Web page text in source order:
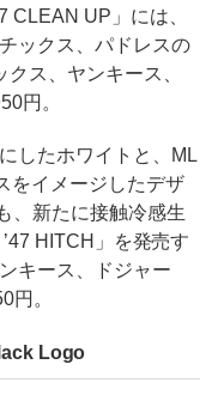
CLEAN UP」には、
ックス、パドレスの
ス、ヤンキース、
円。
したホワイトと、ML
をイメージしたデザ
、新たに接触冷感生
HITCH」を発売す
キース、ドジャー
円。
Logo